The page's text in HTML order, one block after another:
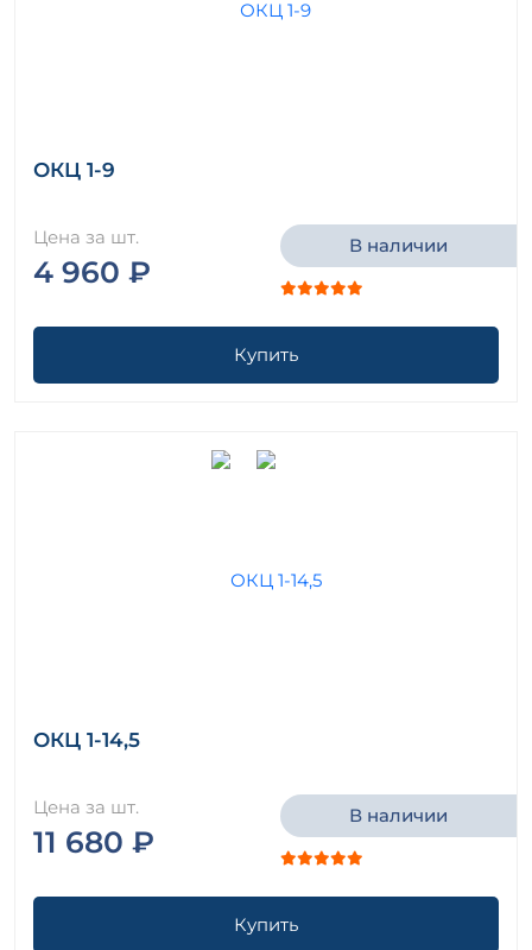
ОКЦ 1-9
Цена за шт.
4 960 ₽
В наличии
Купить
ОКЦ 1-14,5
Цена за шт.
11 680 ₽
В наличии
Купить